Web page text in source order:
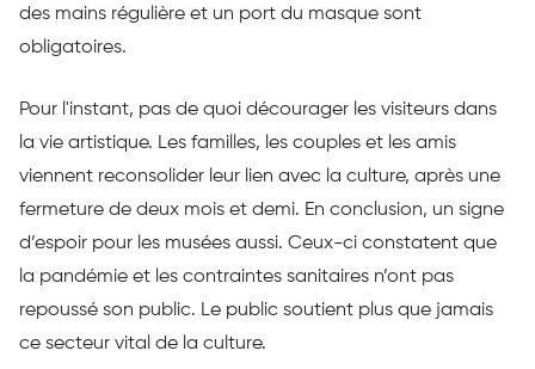
des mains régulière et un port du masque sont
obligatoires.
Pour l'instant, pas de quoi décourager les visiteurs dans
la vie artistique. Les familles, les couples et les amis
viennent reconsolider leur lien avec la culture, après une
fermeture de deux mois et demi. En conclusion, un signe
d’espoir pour les musées aussi. Ceux-ci constatent que
la pandémie et les contraintes sanitaires n’ont pas
repoussé son public. Le public soutient plus que jamais
ce secteur vital de la culture.